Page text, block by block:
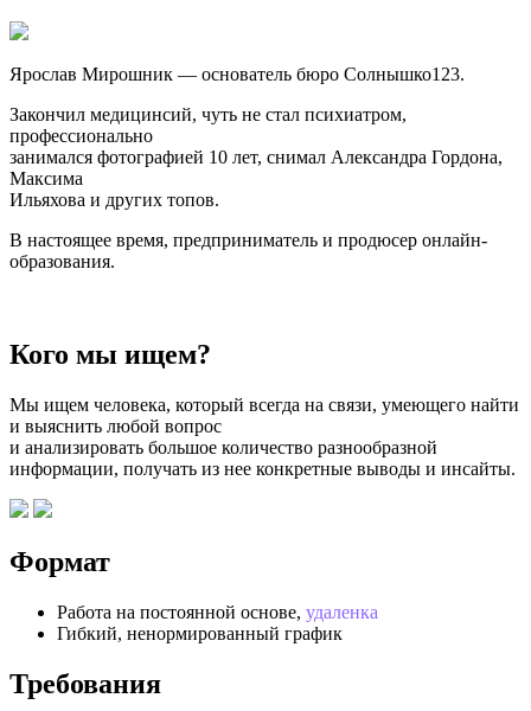
Ярослав Мирошник — основатель бюро Солнышко123.
Закончил медицинсий, чуть не стал психиатром,
профессионально
занимался фотографией 10 лет, снимал Александра Гордона,
Максима
Ильяхова и других топов.
В настоящее время, предприниматель и продюсер онлайн-
образования.
Кого мы ищем?
Мы ищем человека, который всегда на связи, умеющего найти
и выяснить любой вопрос
и анализировать большое количество разнообразной
информации, получать из нее конкретные выводы и инсайты.
Формат
Работа на постоянной основе, удаленка
Гибкий, ненормированный график
Требования